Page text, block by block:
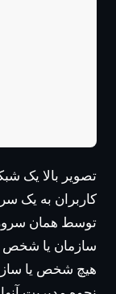
تصویر بالا یک
کاربران به یک
توسط همان
سازمان یا شخص
هیچ شخص یا